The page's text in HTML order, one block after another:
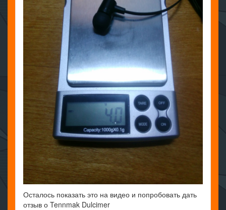
Осталось показать это на видео и попробовать дать
отзыв о Tennmak Dulcimer